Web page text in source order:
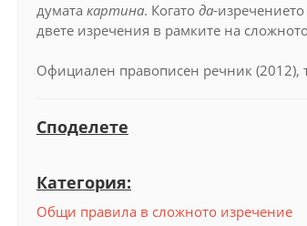
думата картина. Когато да-
двете изречения в рамките на сложното
Официален правописен речник (2012),
Споделете
Категория:
Общи правила в сложното изречение